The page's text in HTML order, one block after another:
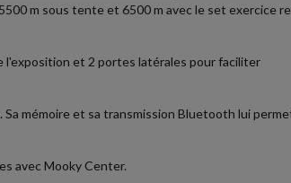
m sous tente et 6500 m avec le set exercice
l'exposition et 2 portes latérales pour faciliter
Sa mémoire et sa transmission Bluetooth lui
avec Mooky Center.